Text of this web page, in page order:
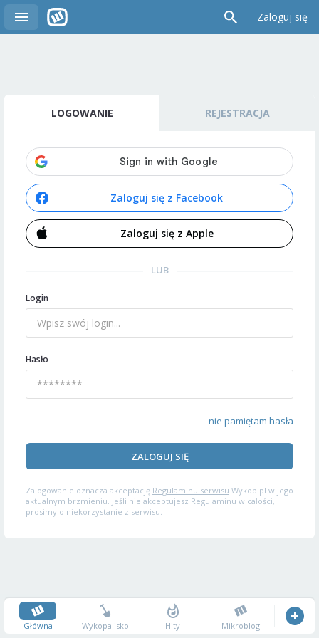
Zaloguj się
LOGOWANIE REJESTRACJA
Zaloguj się z Facebook
Zaloguj się z Apple
LUB
Login
Hasło
nie pamiętam hasła
ZALOGUJ SIĘ
Zalogowanie oznacza akceptację Regulaminu serwisu Wykop.pl w jego
aktualnym brzmieniu. Jeśli nie akceptujesz Regulaminu w całości,
prosimy o niekorzystanie z serwisu.
Główna Wykopalisko Hity Mikroblog